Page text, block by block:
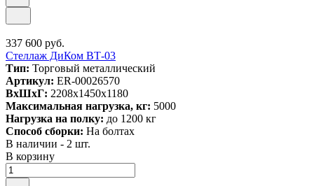
337 600 руб.
Стеллаж ДиКом ВТ-03
Тип: Торговый металлический
Артикул: ER-00026570
ВxШxГ: 2208x1450x1180
Максимальная нагрузка, кг: 5000
Нагрузка на полку: до 1200 кг
Способ сборки: На болтах
В наличии - 2 шт.
В корзину